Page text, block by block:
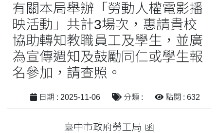
有關本局舉辦「勞動人權電影播
映活動」共計3場次，惠請貴校
協助轉知教職員工及學生，並廣
為宣傳週知及鼓勵同仁或學生報
名參加，請查照。
日期 : 2025-11-06 分類 : 點閱 : 632
臺中市政府勞工局 函